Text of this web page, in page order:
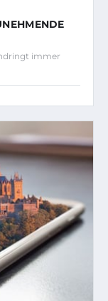
immer